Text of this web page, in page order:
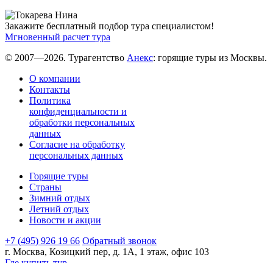
Закажите бесплатный подбор тура специалистом!
Мгновенный расчет тура
© 2007—2026. Турагентство Анекс: горящие туры из Москвы.
О компании
Контакты
Политика
конфиденциальности и
обработки персональных
данных
Согласие на обработку
персональных данных
Горящие туры
Страны
Зимний отдых
Летний отдых
Новости и акции
+7 (495) 926 19 66 Обратный звонок
г. Москва, Козицкий пер, д. 1А, 1 этаж, офис 103